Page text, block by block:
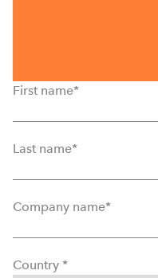
First name*
Last name*
Company name*
Country *